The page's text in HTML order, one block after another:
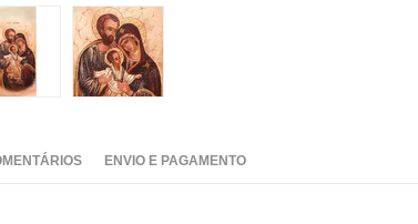
ENVIO E PAGAMENTO